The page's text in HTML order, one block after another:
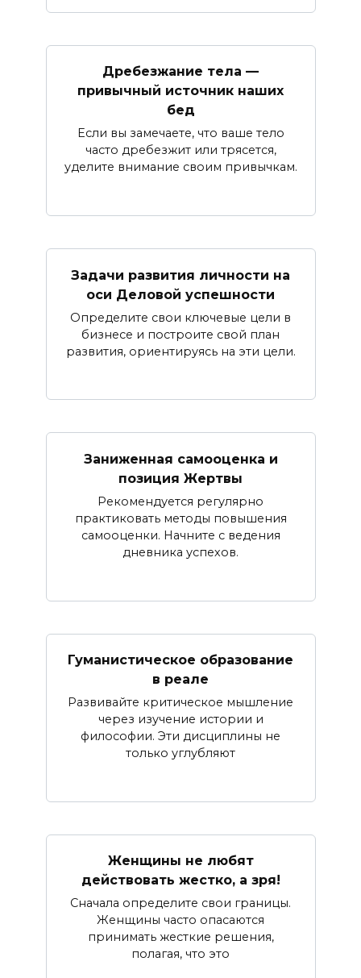
Дребезжание тела —
привычный источник наших
бед
Если вы замечаете, что ваше тело
часто дребезжит или трясется,
уделите внимание своим привычкам.
Задачи развития личности на
оси Деловой успешности
Определите свои ключевые цели в
бизнесе и построите свой план
развития, ориентируясь на эти цели.
Заниженная самооценка и
позиция Жертвы
Рекомендуется регулярно
практиковать методы повышения
самооценки. Начните с ведения
дневника успехов.
Гуманистическое образование
в реале
Развивайте критическое мышление
через изучение истории и
философии. Эти дисциплины не
только углубляют
Женщины не любят
действовать жестко, а зря!
Сначала определите свои границы.
Женщины часто опасаются
принимать жесткие решения,
полагая, что это